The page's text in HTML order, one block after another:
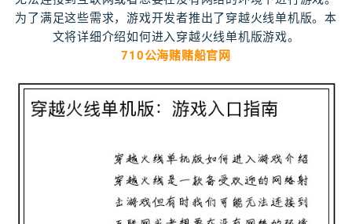
为了满足这些需求，游戏开发者推出了穿越火线单机版。本
文将详细介绍如何进入穿越火线单机版游戏。
710公海赌赌船官网